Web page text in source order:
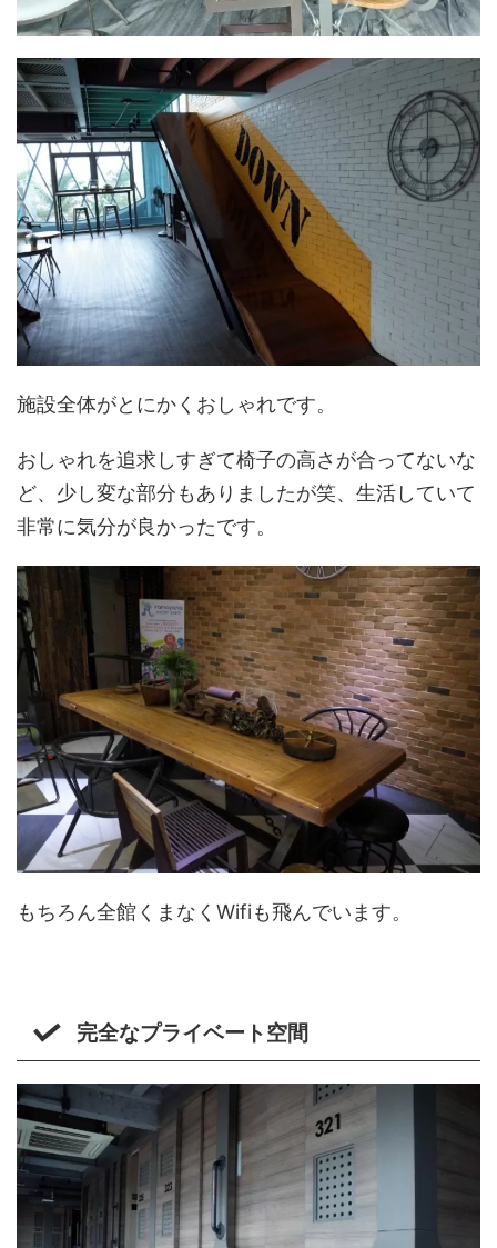
施設全体がとにかくおしゃれです。
おしゃれを追求しすぎて椅子の高さが合ってないな
ど、少し変な部分もありましたが笑、生活していて
非常に気分が良かったです。
もちろん全館くまなくWifiも飛んでいます。
完全なプライベート空間